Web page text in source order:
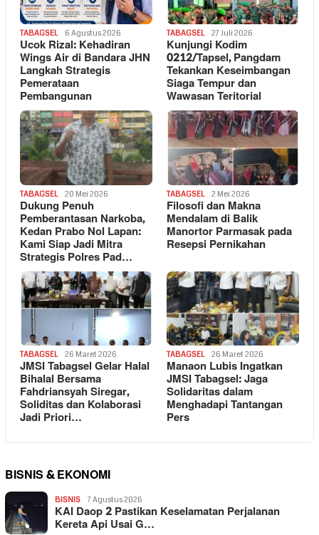
TABAGSEL 6 Agustus 2026
Ucok Rizal: Kehadiran
Wings Air di Bandara JHN
Langkah Strategis
Pemerataan
Pembangunan
TABAGSEL 27 Juli 2026
Kunjungi Kodim
0212/Tapsel, Pangdam
Tekankan Keseimbangan
Siaga Tempur dan
Wawasan Teritorial
TABAGSEL 20 Mei 2026
Dukung Penuh
Pemberantasan Narkoba,
Kedan Prabo Nol Lapan:
Kami Siap Jadi Mitra
Strategis Polres Pad…
TABAGSEL 2 Mei 2026
Filosofi dan Makna
Mendalam di Balik
Manortor Parmasak pada
Resepsi Pernikahan
TABAGSEL 26 Maret 2026
JMSI Tabagsel Gelar Halal
Bihalal Bersama
Fahdriansyah Siregar,
Soliditas dan Kolaborasi
Jadi Priori…
TABAGSEL 26 Maret 2026
Manaon Lubis Ingatkan
JMSI Tabagsel: Jaga
Solidaritas dalam
Menghadapi Tantangan
Pers
BISNIS & EKONOMI
BISNIS 7 Agustus 2026
KAI Daop 2 Pastikan Keselamatan Perjalanan
Kereta Api Usai G…